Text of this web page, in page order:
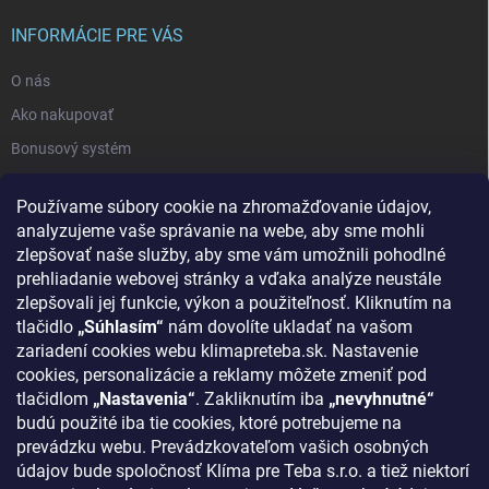
Používame súbory cookie na zhromažďovanie údajov,
analyzujeme vaše správanie na webe, aby sme mohli
zlepšovať naše služby, aby sme vám umožnili pohodlné
prehliadanie webovej stránky a vďaka analýze neustále
zlepšovali jej funkcie, výkon a použiteľnosť. Kliknutím na
tlačidlo „Súhlasím“ nám dovolíte ukladať na vašom
zariadení cookies webu klimapreteba.sk. Nastavenie
cookies, personalizácie a reklamy môžete zmeniť pod
tlačidlom „Nastavenia“. Zakliknutím iba „nevyhnutné“
budú použité iba tie cookies, ktoré potrebujeme na
prevádzku webu. Prevádzkovateľom vašich osobných
údajov bude spoločnosť Klíma pre Teba s.r.o. a tiež niektorí
INFORMÁCIE PRE VÁS
O nás
Ako nakupovať
Bonusový systém
Blog - najnovšie články
Obchodné podmienky
Podmienky ochrany osobných údajov
Odstúpenie od zmluvy
Kontakty
KONTAKT
klima@klimapreteba.sk